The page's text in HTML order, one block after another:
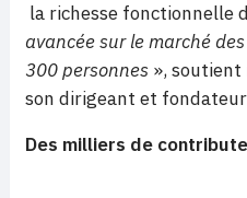
la richesse fonctionnelle
avancée sur le marché
300 personnes », soutient
son dirigeant et
Des milliers de